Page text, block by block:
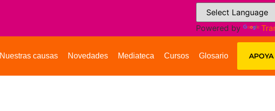
Powered by
Nuestras causas Novedades Mediateca Cursos Glosario